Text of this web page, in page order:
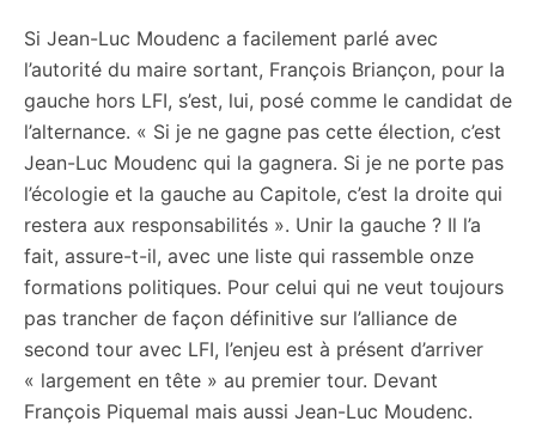
Si Jean-Luc Moudenc a facilement parlé avec
l’autorité du maire sortant, François Briançon, pour la
gauche hors LFI, s’est, lui, posé comme le candidat de
l’alternance. « Si je ne gagne pas cette élection, c’est
Jean-Luc Moudenc qui la gagnera. Si je ne porte pas
l’écologie et la gauche au Capitole, c’est la droite qui
restera aux responsabilités ». Unir la gauche ? Il l’a
fait, assure-t-il, avec une liste qui rassemble onze
formations politiques. Pour celui qui ne veut toujours
pas trancher de façon définitive sur l’alliance de
second tour avec LFI, l’enjeu est à présent d’arriver
« largement en tête » au premier tour. Devant
François Piquemal mais aussi Jean-Luc Moudenc.